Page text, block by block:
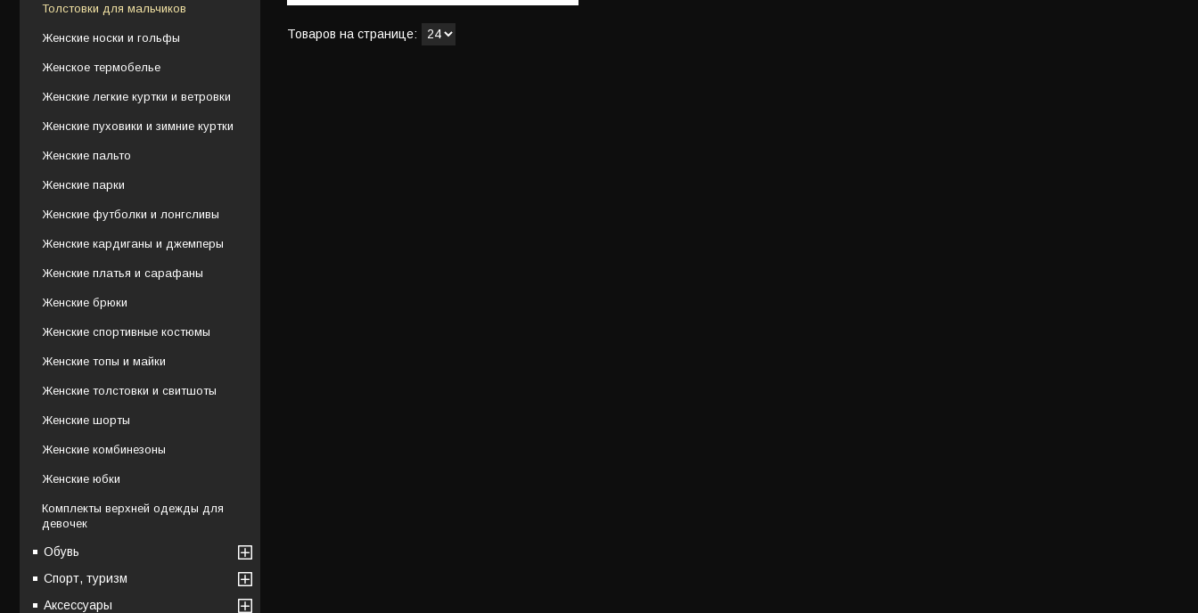
Толстовки для мальчиков
Женские носки и гольфы
Женское термобелье
Женские легкие куртки и ветровки
Женские пуховики и зимние куртки
Женские пальто
Женские парки
Женские футболки и лонгсливы
Женские кардиганы и джемперы
Женские платья и сарафаны
Женские брюки
Женские спортивные костюмы
Женские топы и майки
Женские толстовки и свитшоты
Женские шорты
Женские комбинезоны
Женские юбки
Комплекты верхней одежды для
девочек
Обувь
Спорт, туризм
Аксессуары